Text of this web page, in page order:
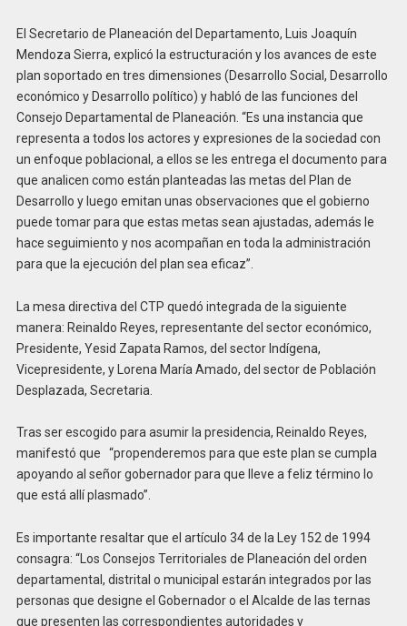
El Secretario de Planeación del Departamento, Luis Joaquín
Mendoza Sierra, explicó la estructuración y los avances de este
plan soportado en tres dimensiones (Desarrollo Social, Desarrollo
económico y Desarrollo político) y habló de las funciones del
Consejo Departamental de Planeación. “Es una instancia que
representa a todos los actores y expresiones de la sociedad con
un enfoque poblacional, a ellos se les entrega el documento para
que analicen como están planteadas las metas del Plan de
Desarrollo y luego emitan unas observaciones que el gobierno
puede tomar para que estas metas sean ajustadas, además le
hace seguimiento y nos acompañan en toda la administración
para que la ejecución del plan sea eficaz”.
La mesa directiva del CTP quedó integrada de la siguiente
manera: Reinaldo Reyes, representante del sector económico,
Presidente, Yesid Zapata Ramos, del sector Indígena,
Vicepresidente, y Lorena María Amado, del sector de Población
Desplazada, Secretaria.
Tras ser escogido para asumir la presidencia, Reinaldo Reyes,
manifestó que “propenderemos para que este plan se cumpla
apoyando al señor gobernador para que lleve a feliz término lo
que está allí plasmado”.
Es importante resaltar que el artículo 34 de la Ley 152 de 1994
consagra: “Los Consejos Territoriales de Planeación del orden
departamental, distrital o municipal estarán integrados por las
personas que designe el Gobernador o el Alcalde de las ternas
que presenten las correspondientes autoridades y